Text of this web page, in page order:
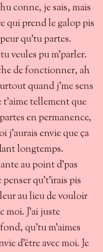
conne, je sais, mais
qui prend le galop pis
qu'tu partes.
veules pu m'parler.
de fonctionner, ah
quand j'me sens
t'aime tellement que
en permanence,
j'aurais envie que ça
longtemps.
au point d'pas
penser qu't'irais pis
au lieu de vouloir
moi. J'ai juste
qu'tu m'aimes
d'être avec moi. Je